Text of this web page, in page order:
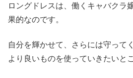
ロングドレスは、働くキャバクラ
果的なのです。
自分を輝かせて、さらには守って
より良いものを使っていきたいと